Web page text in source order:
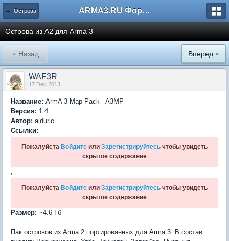
← Острова ARMA3.RU Форум
Острова из A2 для Arma 3
« Назад Вперед »
WAF3R
17 Dec 2013
Название: ArmA 3 Map Pack - A3MP
Версия: 1.4
Автор: alduric
Ссылки:
Пожалуйста Войдите или Зарегистрируйтесь чтобы увидеть
скрытое содержание
,
Пожалуйста Войдите или Зарегистрируйтесь чтобы увидеть
скрытое содержание
Размер: ~4.6 Гб
Пак островов из Arma 2 портированных для Arma 3. В состав